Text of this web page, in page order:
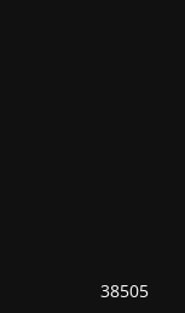
38505